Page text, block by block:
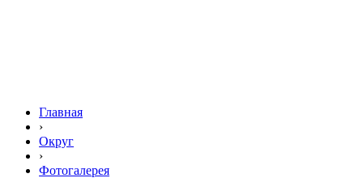
Главная
›
Округ
›
Фотогалерея